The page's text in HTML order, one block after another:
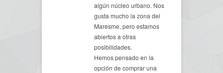
algún núcleo urbano. Nos
gusta mucho la zona del
Maresme, pero estamos
abiertos a otras
posibilidades.
Hemos pensado en la
opción de comprar una